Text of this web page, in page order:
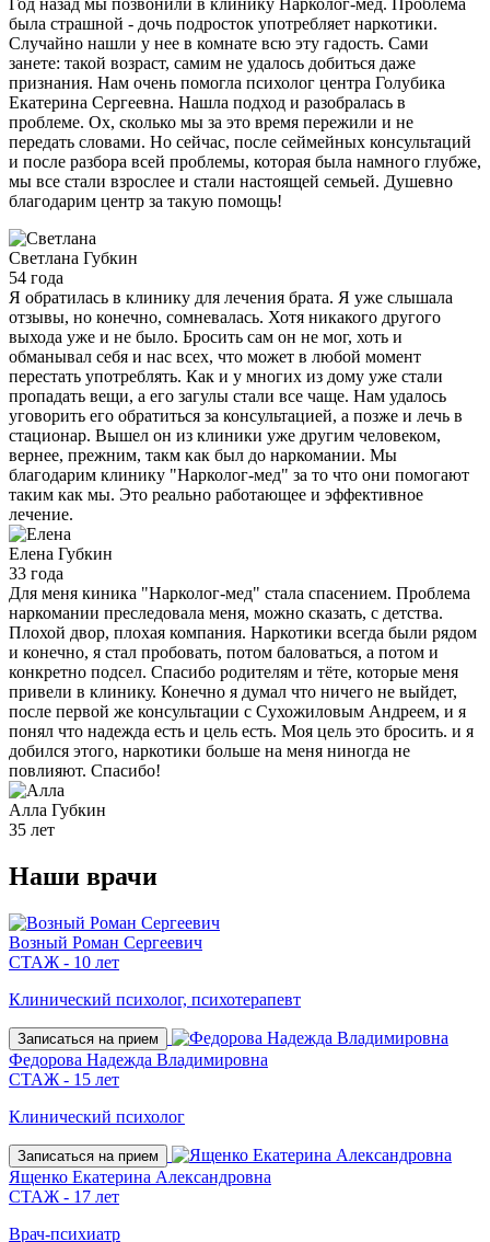
Год назад мы позвонили в клинику Нарколог-мед. Проблема
была страшной - дочь подросток употребляет наркотики.
Случайно нашли у нее в комнате всю эту гадость. Сами
занете: такой возраст, самим не удалось добиться даже
признания. Нам очень помогла психолог центра Голубика
Екатерина Сергеевна. Нашла подход и разобралась в
проблеме. Ох, сколько мы за это время пережили и не
передать словами. Но сейчас, после сеймейных консультаций
и после разбора всей проблемы, которая была намного глубже,
мы все стали взрослее и стали настоящей семьей. Душевно
благодарим центр за такую помощь!
Светлана Губкин
54 года
Я обратилась в клинику для лечения брата. Я уже слышала
отзывы, но конечно, сомневалась. Хотя никакого другого
выхода уже и не было. Бросить сам он не мог, хоть и
обманывал себя и нас всех, что может в любой момент
перестать употреблять. Как и у многих из дому уже стали
пропадать вещи, а его загулы стали все чаще. Нам удалось
уговорить его обратиться за консультацией, а позже и лечь в
стационар. Вышел он из клиники уже другим человеком,
вернее, прежним, такм как был до наркомании. Мы
благодарим клинику "Нарколог-мед" за то что они помогают
таким как мы. Это реально работающее и эффективное
лечение.
Елена Губкин
33 года
Для меня киника "Нарколог-мед" стала спасением. Проблема
наркомании преследовала меня, можно сказать, с детства.
Плохой двор, плохая компания. Наркотики всегда были рядом
и конечно, я стал пробовать, потом баловаться, а потом и
конкретно подсел. Спасибо родителям и тёте, которые меня
привели в клинику. Конечно я думал что ничего не выйдет,
после первой же консультации с Сухожиловым Андреем, и я
понял что надежда есть и цель есть. Моя цель это бросить. и я
добился этого, наркотики больше на меня ниногда не
повлияют. Спасибо!
Алла Губкин
35 лет
Наши врачи
Возный Роман Сергеевич
СТАЖ - 10 лет
Клинический психолог, психотерапевт
Записаться на прием
Федорова Надежда Владимировна
СТАЖ - 15 лет
Клинический психолог
Записаться на прием
Ященко Екатерина Александровна
СТАЖ - 17 лет
Врач-психиатр